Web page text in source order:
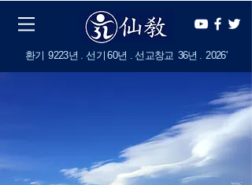
​환기 9223년 . 선기 60년 . 선교창교 36년 . 2026'